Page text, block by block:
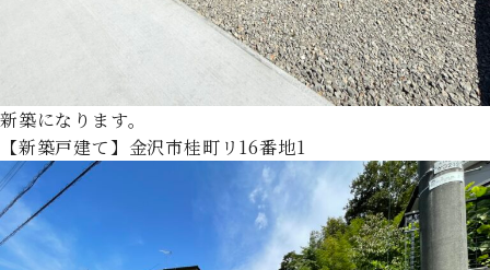
新築になります。
【新築戸建て】金沢市桂町リ16番地1